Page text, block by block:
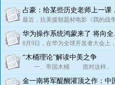
占豪：给某些历史老师上一课
最近，抗美援朝题材电影《我的战
华为操作系统鸿蒙来了 将向全
8月9日，在华为全球开发者大会上
“木桶理论”解读中美之争
一、帝国木桶 面对这样..
金一南将军醍醐灌顶之作：中